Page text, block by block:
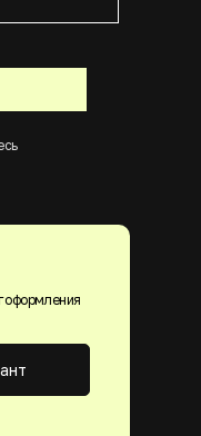
оформления